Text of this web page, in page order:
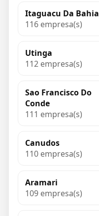
Itaguacu Da Bahia
116 empresa(s)
Utinga
112 empresa(s)
Sao Francisco Do
Conde
111 empresa(s)
Canudos
110 empresa(s)
Aramari
109 empresa(s)